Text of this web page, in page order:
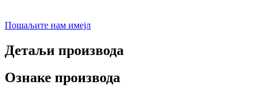
Пошаљите нам имејл
Детаљи производа
Ознаке производа